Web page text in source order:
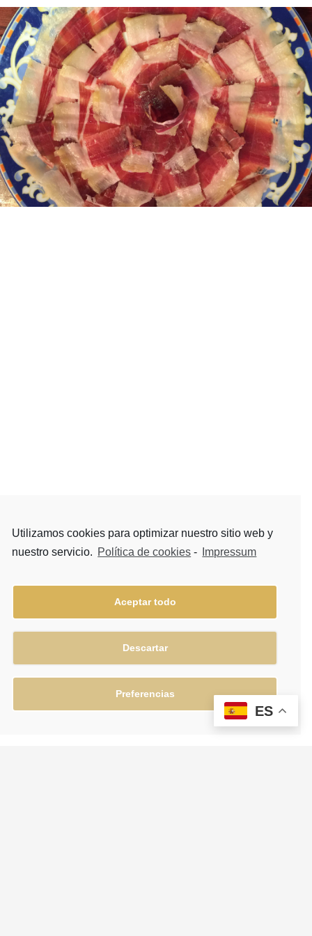
ES
Utilizamos cookies para optimizar nuestro sitio web y
nuestro servicio. Política de cookies - Impressum
Aceptar todo
Descartar
Preferencias